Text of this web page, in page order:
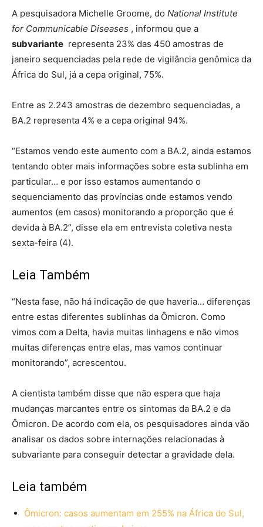
A pesquisadora Michelle Groome, do National Institute
for Communicable Diseases , informou que a
subvariante representa 23% das 450 amostras de
janeiro sequenciadas pela rede de vigilância genômica da
África do Sul, já a cepa original, 75%.
Entre as 2.243 amostras de dezembro sequenciadas, a
BA.2 representa 4% e a cepa original 94%.
“Estamos vendo este aumento com a BA.2, ainda estamos
tentando obter mais informações sobre esta sublinha em
particular… e por isso estamos aumentando o
sequenciamento das províncias onde estamos vendo
aumentos (em casos) monitorando a proporção que é
devida à BA.2”, disse ela em entrevista coletiva nesta
sexta-feira (4).
Leia Também
“Nesta fase, não há indicação de que haveria… diferenças
entre estas diferentes sublinhas da Ômicron. Como
vimos com a Delta, havia muitas linhagens e não vimos
muitas diferenças entre elas, mas vamos continuar
monitorando”, acrescentou.
A cientista também disse que não espera que haja
mudanças marcantes entre os sintomas da BA.2 e da
Ômicron. De acordo com ela, os pesquisadores ainda vão
analisar os dados sobre internações relacionadas à
subvariante para conseguir detectar a gravidade dela.
Leia também
Ômicron: casos aumentam em 255% na África do Sul,